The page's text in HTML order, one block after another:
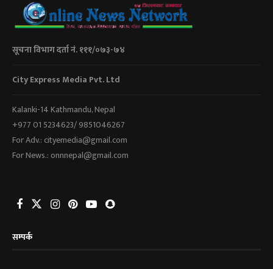
सूचना विभाग दर्ता नं. १११/०७३-७४
City Express Media Pvt. Ltd
Kalanki-14 Kathmandu, Nepal
+977 01 5234623/ 9851046267
For Adv.: cityemedia@gmail.com
For News.: onnnepal@gmail.com
सम्पर्क